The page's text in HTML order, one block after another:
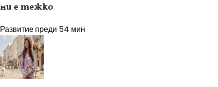
ни е тежко
Развитиепреди 54 мин